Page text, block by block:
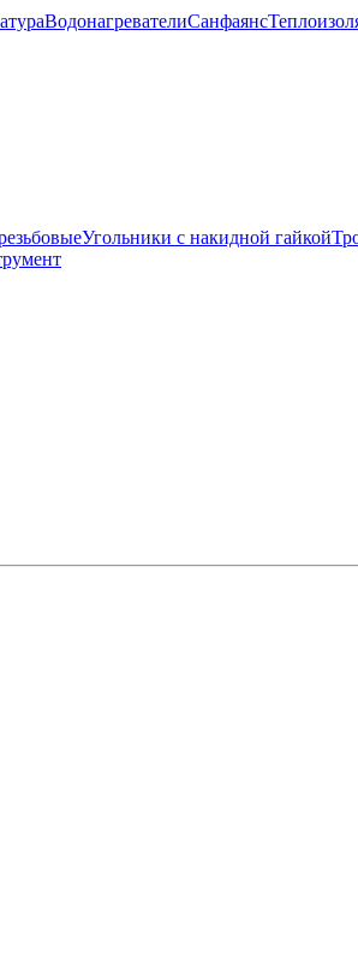
ВодонагревателиСанфаянс
Угольники с накидной гайкой